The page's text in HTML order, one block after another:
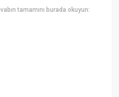
tamamını burada okuyun: